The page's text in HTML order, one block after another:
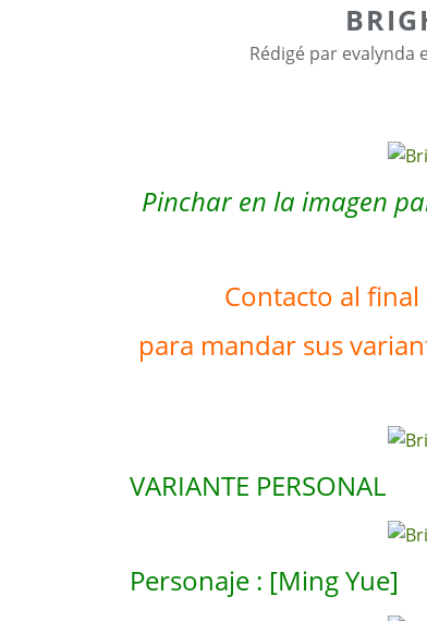
Rédigé par evalynda
Pinchar en la imagen
Contacto al
para mandar sus
VARIANTE PERSONAL
Personaje : [Ming Yue]